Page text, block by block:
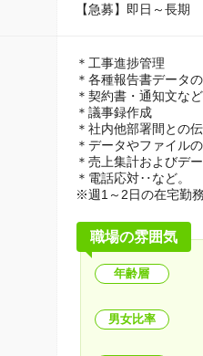
【急募】即日～長
＊工事進捗管理
＊各種報告書データ
＊契約書・通知文な
＊議事録作成
＊社内他部署間との
＊データやファイル
＊売上集計およびデ
＊電話応対‥など。
※週1～2日の在宅勤
職場の雰囲気
年齢層
男女比率